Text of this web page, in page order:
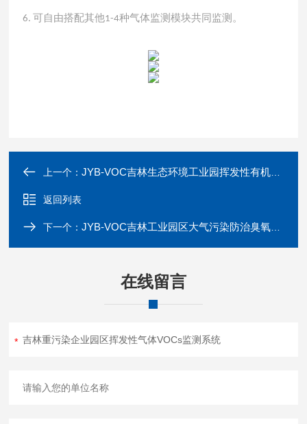
6. 可自由搭配其他1-4种气体监测模块共同监测。
上一个：JYB-VOC吉林生态环境工业园挥发性有机物VOCs监测站
返回列表
下一个：JYB-VOC吉林工业园区大气污染防治臭氧VOCs监测站
在线留言